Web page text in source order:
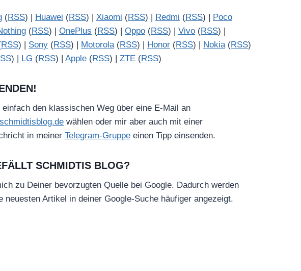
(RSS) | Huawei (RSS) | Xiaomi (RSS) | Redmi (RSS) | Poco
(RSS) | OnePlus (RSS) | Oppo (RSS) | Vivo (RSS) |
RSS) | Sony (RSS) | Motorola(RSS) | Honor (RSS) | Nokia(RSS)
) | LG (RSS) | Apple (RSS) | ZTE (RSS)
einfach den klassischen Weg über eine E-Mail an
wählen oder mir aber auch mit einer
in meiner Telegram-Gruppe einen Tipp einsenden.
SCHMIDTIS BLOG?
zu Deiner bevorzugten Quelle bei Google. Dadurch werden
neuesten Artikel in deiner Google-Suche häufiger angezeigt.